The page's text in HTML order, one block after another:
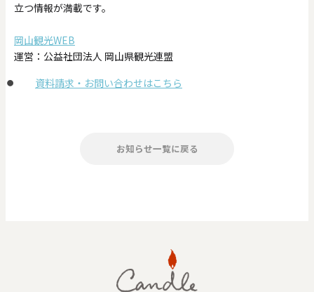
立つ情報が満載です。
岡山観光WEB
運営：公益社団法人 岡山県観光連盟
資料請求・お問い合わせはこちら
お知らせ一覧に戻る